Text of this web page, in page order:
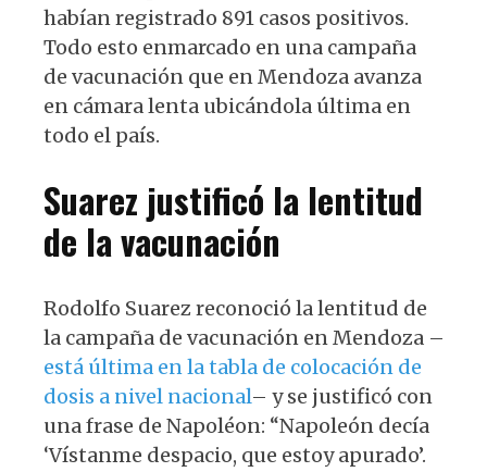
habían registrado 891 casos positivos.
Todo esto enmarcado en una campaña
de vacunación que en Mendoza avanza
en cámara lenta ubicándola última en
todo el país.
Suarez justificó la lentitud
de la vacunación
Rodolfo Suarez reconoció la lentitud de
la campaña de vacunación en Mendoza –
está última en la tabla de colocación de
dosis a nivel nacional– y se justificó con
una frase de Napoléon: “Napoleón decía
‘Vístanme despacio, que estoy apurado’.